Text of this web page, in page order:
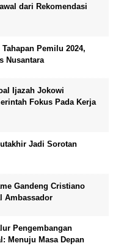
dari Rekomendasi
Pemilu 2024,
Nusantara
Ijazah Jokowi
Fokus Pada Kerja
Jadi Sorotan
Gandeng Cristiano
Ambassador
Pengembangan
Menuju Masa Depan